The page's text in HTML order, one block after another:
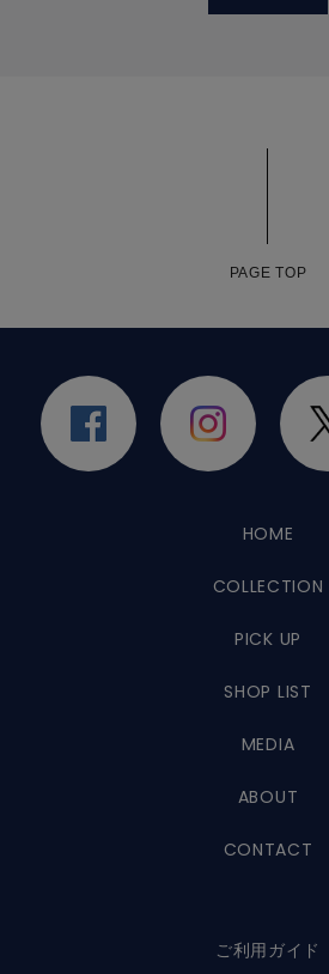
PAGE TOP
HOME
COLLECTION
PICK UP
SHOP LIST
MEDIA
ABOUT
CONTACT
ご利用ガイド